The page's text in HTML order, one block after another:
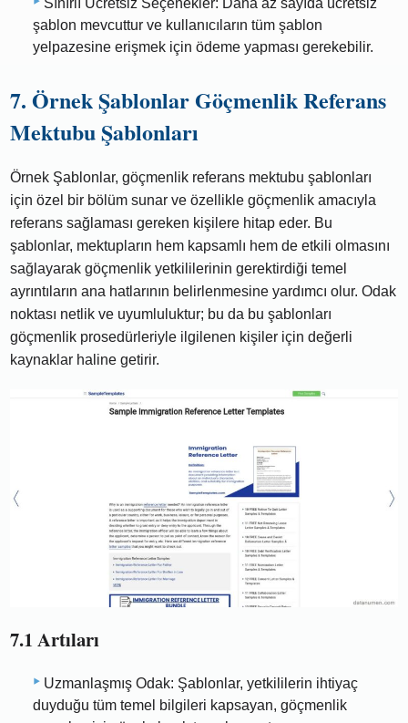
şablon mevcuttur ve kullanıcıların tüm şablon
yelpazesine erişmek için ödeme yapması gerekebilir.
7. Örnek Şablonlar Göçmenlik Referans
Mektubu Şablonları
Örnek Şablonlar, göçmenlik referans mektubu şablonları
için özel bir bölüm sunar ve özellikle göçmenlik amacıyla
referans sağlaması gereken kişilere hitap eder. Bu
şablonlar, mektupların hem kapsamlı hem de etkili olmasını
sağlayarak göçmenlik yetkililerinin gerektirdiği temel
ayrıntıların ana hatlarının belirlenmesine yardımcı olur. Odak
noktası netlik ve uyumluluktur; bu da bu şablonları
göçmenlik prosedürleriyle ilgilenen kişiler için değerli
kaynaklar haline getirir.
7.1 Artıları
Uzmanlaşmış Odak: Şablonlar, yetkililerin ihtiyaç
duyduğu tüm temel bilgileri kapsayan, göçmenlik